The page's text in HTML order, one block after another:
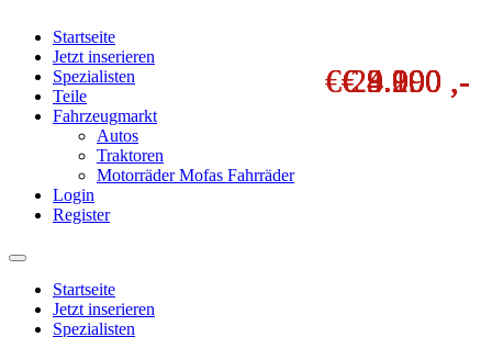
Startseite
Jetzt inserieren
Spezialisten
Teile
Fahrzeugmarkt
Autos
Traktoren
Motorräder Mofas Fahrräder
Login
Register
Startseite
Jetzt inserieren
Spezialisten
€ 9.200 ,-
€ 9.190 ,-
€ 9.900 ,-
€ 24.000 ,-
€ 24.000 ,-
€ 8.900 ,-
€ 3.990 ,-